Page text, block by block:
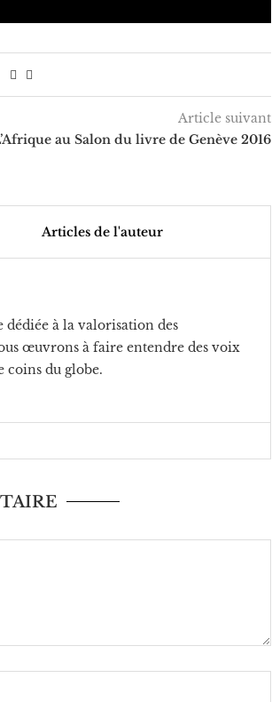
Article suivant
au Salon du livre de Genève 2016
Articles de l'auteur
à la valorisation des
œuvrons à faire entendre des voix
coins du globe.